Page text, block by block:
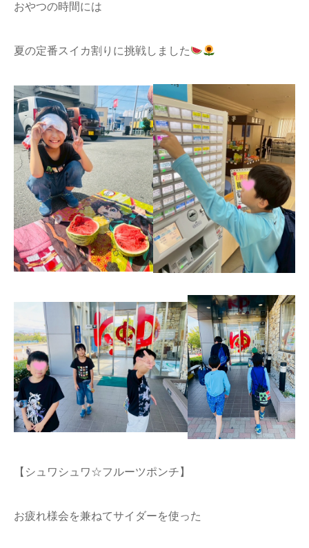
おやつの時間には
夏の定番スイカ割りに挑戦しました
【シュワシュワ☆フルーツポンチ】
お疲れ様会を兼ねてサイダーを使った